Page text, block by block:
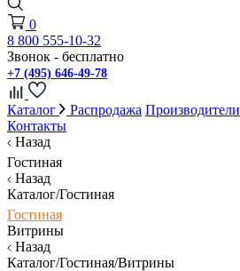
0
8 800 555-10-32
Звонок - бесплатно
+7 (495) 646-49-78
Каталог Распродажа Производители
Контакты
Назад
Гостиная
Назад
Каталог/Гостиная
Гостиная
Витрины
Назад
Каталог/Гостиная/Витрины